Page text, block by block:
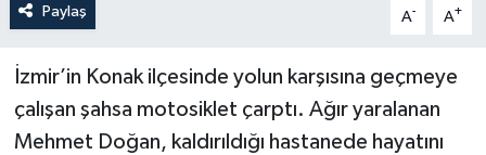
Paylaş A- A+
İzmir’in Konak ilçesinde yolun karşısına geçmeye
çalışan şahsa motosiklet çarptı. Ağır yaralanan
Mehmet Doğan, kaldırıldığı hastanede hayatını